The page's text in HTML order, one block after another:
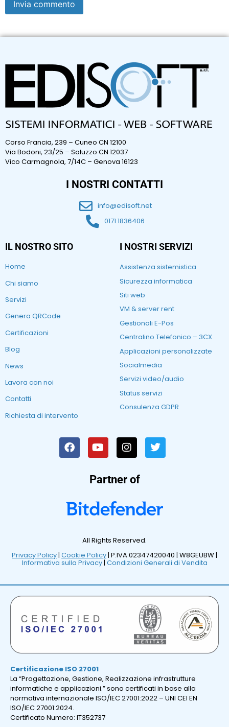
Corso Francia, 239 – Cuneo CN 12100
Via Bodoni, 23/25 – Saluzzo CN 12037
Vico Carmagnola, 7/14C – Genova 16123
I NOSTRI CONTATTI
info@edisoft.net
0171 1836406
IL NOSTRO SITO
Home
Chi siamo
Servizi
Genera QRCode
Certificazioni
Blog
News
Lavora con noi
Contatti
Richiesta di intervento
I NOSTRI SERVIZI
Assistenza sistemistica
Sicurezza informatica
Siti web
VM & server rent
Gestionali E-Pos
Centralino Telefonico – 3CX
Applicazioni personalizzate
Socialmedia
Servizi video/audio
Status servizi
Consulenza GDPR
Partner of
All Rights Reserved.
Privacy Policy| Cookie Policy| P.IVA 02347420040 | W8GEUBW |
Informativa sulla Privacy| Condizioni Generali di Vendita
Certificazione ISO 27001
La “Progettazione, Gestione, Realizzazione infrastrutture
informatiche e applicazioni.” sono certificati in base alla
normativa internazionale ISO/IEC 27001:2022 – UNI CEI EN
ISO/IEC 27001:2024.
Certificato Numero: IT352737